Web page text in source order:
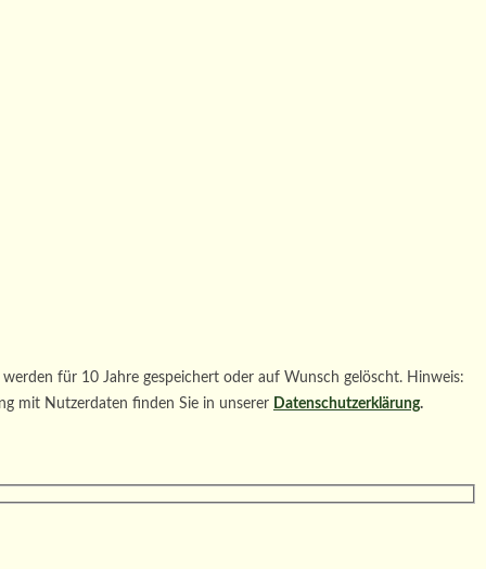
für 10 Jahre gespeichert oder auf Wunsch gelöscht. Hinweis:
mit Nutzerdaten finden Sie in unserer Datenschutzerklärung.